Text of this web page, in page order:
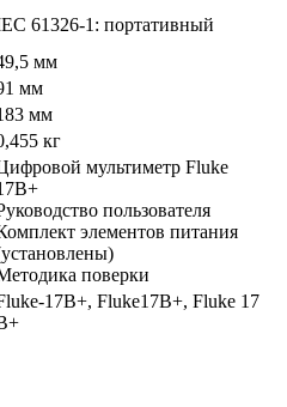
61326-1: портативный
мм
мм
мм
кг
мультиметр Fluke
пользователя
элементов питания
поверки
17B+, Fluke17B+, Fluke 17